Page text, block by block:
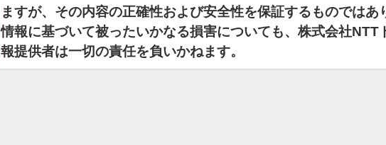
ますが、その内容の正確性および安全性を保証するものではあ
情報に基づいて被ったいかなる損害についても、株式会社NTT
報提供者は一切の責任を負いかねます。